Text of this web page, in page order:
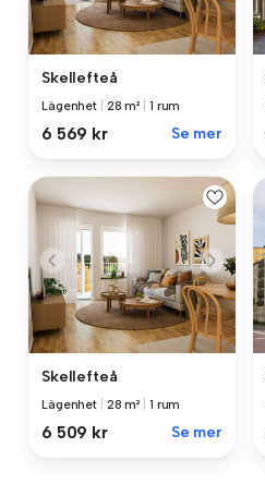
Skellefteå
Lägenhet 28 m² 1 rum
6 569 kr Se mer
Skellefteå
Lägenhet 28 m² 1 rum
6 509 kr Se mer